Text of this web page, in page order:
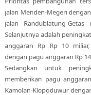
jalan Menden-Megeri
jalan Randublatung-
Selanjutnya adalah
anggaran Rp Rp 10
dengan pagu anggaran Rp
Sedangkan untuk
memberikan pagu
Kamolan-Klopoduwur